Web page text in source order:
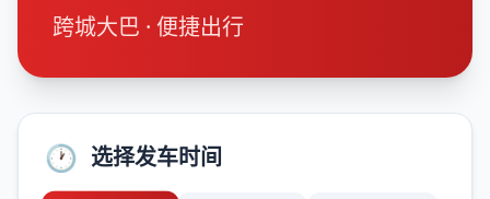
跨城大巴 · 便捷出行
🕐 选择发车时间